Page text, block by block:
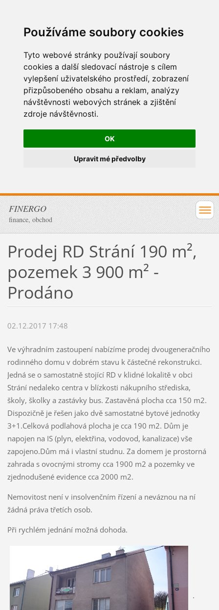
Používáme soubory cookies
Tyto webové stránky používají soubory
cookies a další sledovací nástroje s cílem
vylepšení uživatelského prostředí, zobrazení
přizpůsobeného obsahu a reklam, analýzy
návštěvnosti webových stránek a zjištění
zdroje návštěvnosti.
OK
Upravit mé předvolby
FINERGO
finance, obchod
Prodej RD Strání 190 m²,
pozemek 3 900 m² -
Prodáno
02.12.2017 17:48
Ve výhradním zastoupení nabízíme prodej dvougeneračního
rodinného domu v dobrém stavu k částečné rekonstrukci.
Jedná se o samostatně stojící RD v klidné lokalitě v obci
Strání nedaleko centra v blízkosti nákupního střediska,
školy, školky a zastávky bus. Zastavěná plocha cca 150 m2.
Dispozičně je řešen jako dvě samostatné bytové jednotky
3+1.Celková podlahová plocha je cca 190 m2. Dům je
napojen na IS (plyn, elektřina, vodovod, kanalizace) vše
zapojeno.Dům má i vlastní studnu. Za domem je prostorná
zahrada s ovocnými stromy cca 1900 m2 a pozemky ve
zjednodušené evidence cca 2000 m2.
Nemovitost není v insolvenčním řízení a neváznou na ní
žádná práva třetích osob.
Při rychlém jednání možná dohoda.
.